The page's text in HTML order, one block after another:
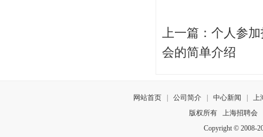
上一篇： 个人参
会的简单介绍
网站首页 公司简介 中心新闻
上
版权所有
上海招聘会
Copyright © 2008-